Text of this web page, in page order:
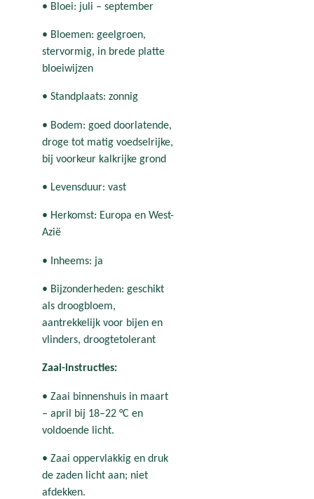
• Bloei: juli – september
• Bloemen: geelgroen,
stervormig, in brede platte
bloeiwijzen
• Standplaats: zonnig
• Bodem: goed doorlatende,
droge tot matig voedselrijke,
bij voorkeur kalkrijke grond
• Levensduur: vast
• Herkomst: Europa en West-
Azië
• Inheems: ja
• Bijzonderheden: geschikt
als droogbloem,
aantrekkelijk voor bijen en
vlinders, droogtetolerant
Zaai-instructies:
• Zaai binnenshuis in maart
– april bij 18–22 °C en
voldoende licht.
• Zaai oppervlakkig en druk
de zaden licht aan; niet
afdekken.